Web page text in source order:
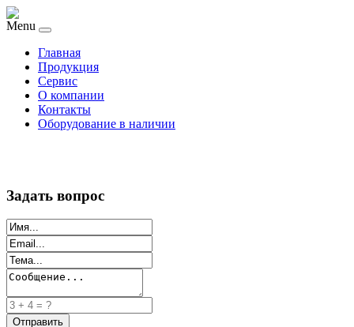
Menu
Главная
Продукция
Сервис
О компании
Контакты
Оборудование в наличии
Задать вопрос